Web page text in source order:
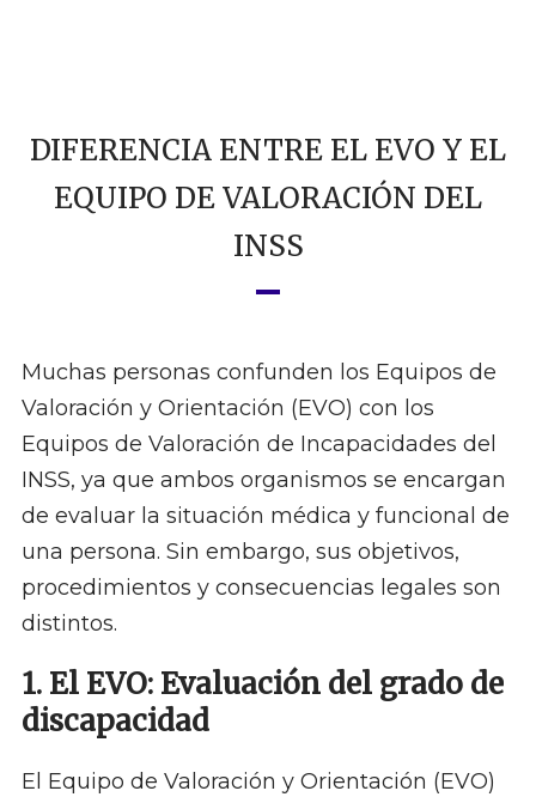
DIFERENCIA ENTRE EL EVO Y EL
EQUIPO DE VALORACIÓN DEL
INSS
Muchas personas confunden los Equipos de
Valoración y Orientación (EVO) con los
Equipos de Valoración de Incapacidades del
INSS, ya que ambos organismos se encargan
de evaluar la situación médica y funcional de
una persona. Sin embargo, sus objetivos,
procedimientos y consecuencias legales son
distintos.
1. El EVO: Evaluación del grado de
discapacidad
El Equipo de Valoración y Orientación (EVO)